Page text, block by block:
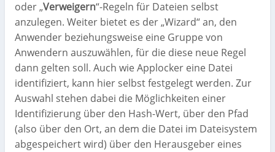
oder „Verweigern“-Regeln für Dateien selbst
anzulegen. Weiter bietet es der „Wizard“ an, den
Anwender beziehungsweise eine Gruppe von
Anwendern auszuwählen, für die diese neue Regel
dann gelten soll. Auch wie Applocker eine Datei
identifiziert, kann hier selbst festgelegt werden. Zur
Auswahl stehen dabei die Möglichkeiten einer
Identifizierung über den Hash-Wert, über den Pfad
(also über den Ort, an dem die Datei im Dateisystem
abgespeichert wird) über den Herausgeber eines